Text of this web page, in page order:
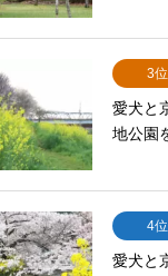
3位
愛犬と
地公園
4位
愛犬と